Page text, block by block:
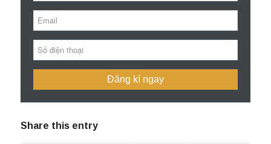
Đăng kí ngay
Share this entry